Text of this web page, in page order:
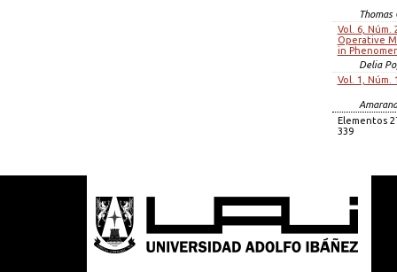
Thomas
Vol. 6, Núm.
Operative
in
Delia
Vol. 1, Núm.
Elementos
339